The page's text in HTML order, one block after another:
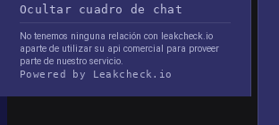
Ocultar cuadro de chat
No tenemos ninguna relación con leakcheck.io
aparte de utilizar su api comercial para proveer
parte de nuestro servicio.
Powered by Leakcheck.io